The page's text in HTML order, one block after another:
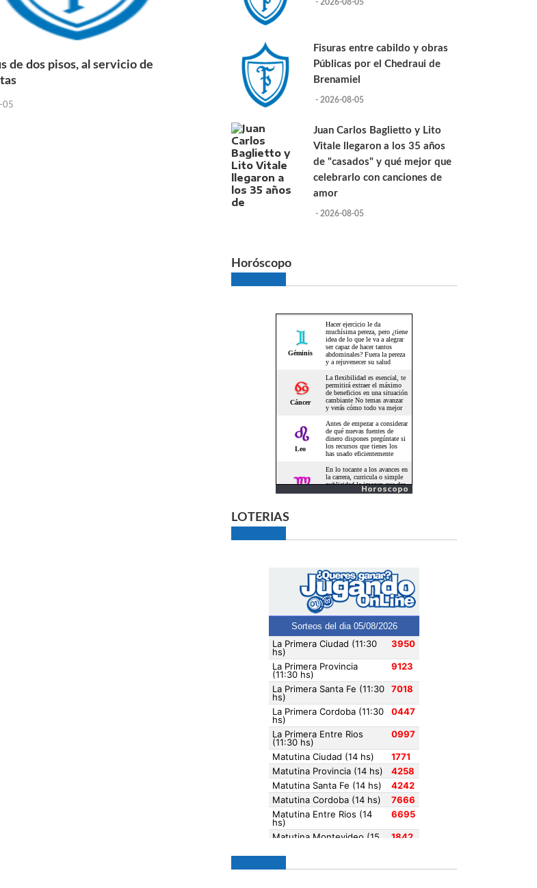
de dos pisos, al servicio de
05
- 2026-08-05
Fisuras entre cabildo y obras
Públicas por el Chedraui de
Brenamiel
- 2026-08-05
Juan Carlos Baglietto y Lito
Vitale llegaron a los 35 años
de "casados" y qué mejor que
celebrarlo con canciones de
amor
- 2026-08-05
Horóscopo
Horoscopo
LOTERIAS